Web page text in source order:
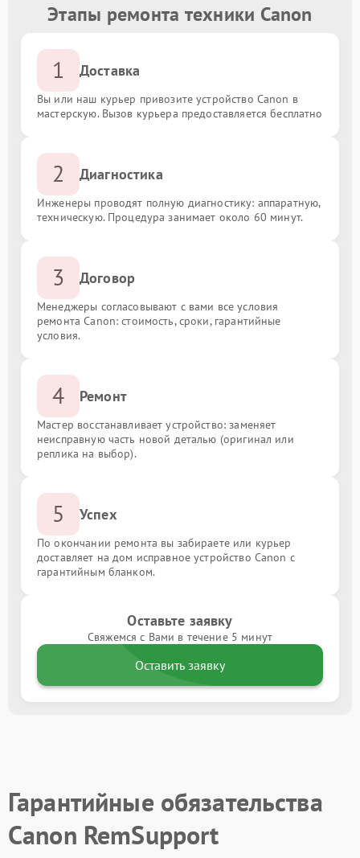
Этапы ремонта техники Canon
1 Доставка
Вы или наш курьер привозите устройство Canon в
мастерскую. Вызов курьера предоставляется бесплатно
2 Диагностика
Инженеры проводят полную диагностику: аппаратную,
техническую. Процедура занимает около 60 минут.
3 Договор
Менеджеры согласовывают с вами все условия
ремонта Canon: стоимость, сроки, гарантийные
условия.
4 Ремонт
Мастер восстанавливает устройство: заменяет
неисправную часть новой деталью (оригинал или
реплика на выбор).
5 Успех
По окончании ремонта вы забираете или курьер
доставляет на дом исправное устройство Canon с
гарантийным бланком.
Оставьте заявку
Свяжемся с Вами в течение 5 минут
Оставить заявку
Гарантийные обязательства
Canon RemSupport